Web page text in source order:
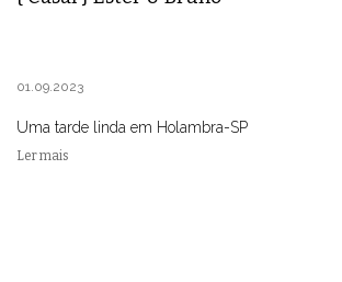
01.09.2023
Uma tarde linda em Holambra-SP
Ler mais